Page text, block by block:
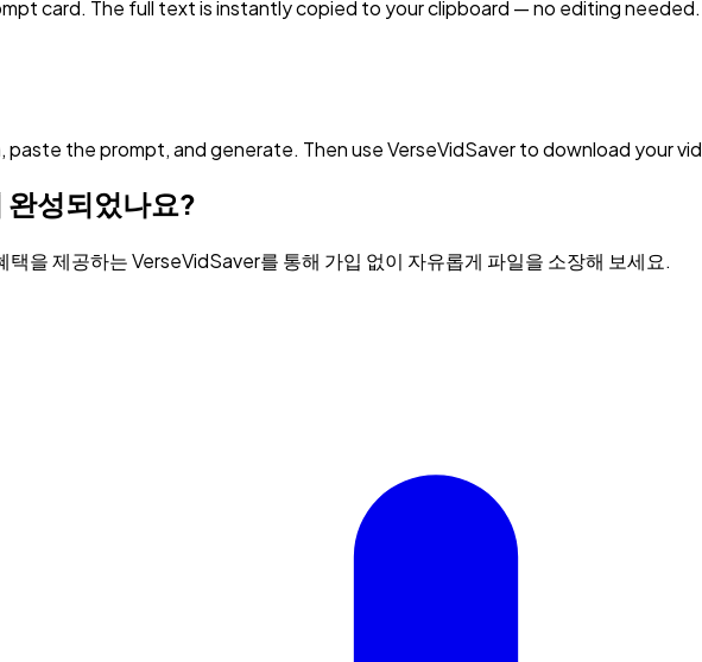
card. The full text is instantly copied to your clipboard — no editing needed.
the prompt, and generate. Then use VerseVidSaver to download your
완성되었나요?
을 제공하는 VerseVidSaver를 통해 가입 없이 자유롭게 파일을 소장해 보세요.